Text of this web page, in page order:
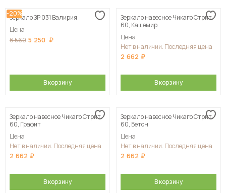
-20%
Зеркало ЗР 031 Валирия
Цена
6 560 5 250
В корзину
Зеркало навесное Чикаго Стрит
60, Кашемир
Цена
Нет в наличии. Последняя цена
2 662
В корзину
Зеркало навесное Чикаго Стрит
60, Графит
Цена
Нет в наличии. Последняя цена
2 662
В корзину
Зеркало навесное Чикаго Стрит
60, Бетон
Цена
Нет в наличии. Последняя цена
2 662
В корзину